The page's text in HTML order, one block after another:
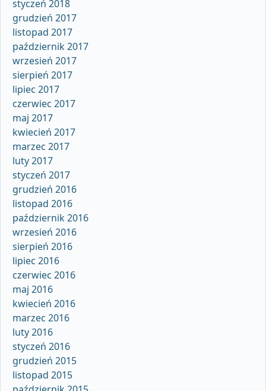
styczeń 2018
grudzień 2017
listopad 2017
październik 2017
wrzesień 2017
sierpień 2017
lipiec 2017
czerwiec 2017
maj 2017
kwiecień 2017
marzec 2017
luty 2017
styczeń 2017
grudzień 2016
listopad 2016
październik 2016
wrzesień 2016
sierpień 2016
lipiec 2016
czerwiec 2016
maj 2016
kwiecień 2016
marzec 2016
luty 2016
styczeń 2016
grudzień 2015
listopad 2015